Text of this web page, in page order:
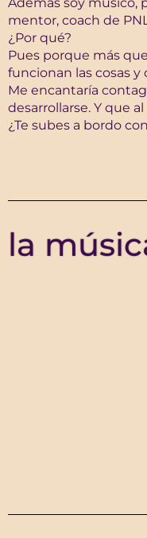
mentor, coach de
¿Por qué?
Pues porque más
funcionan las cosas
Me encantaría
desarrollarse. Y que
¿Te subes a bordo
la